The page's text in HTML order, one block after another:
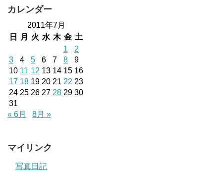
カレンダー
2011年7月
日
月 火 水 木 金 土
1
2
3
4 5 6 7 8
9
10 11 12 13 14 15 16
17 18 19 20 21 22 23
24 25 26 27 28 29 30
31
« 6月
8月 »
マイリンク
写真日記